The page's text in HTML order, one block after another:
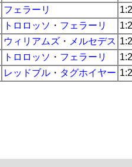
フェラーリ
トロロッソ ・ フェラーリ
ウィリアムズ ・ メルセデス
トロロッソ ・ フェラーリ
レッドブル ・ タグホイヤー